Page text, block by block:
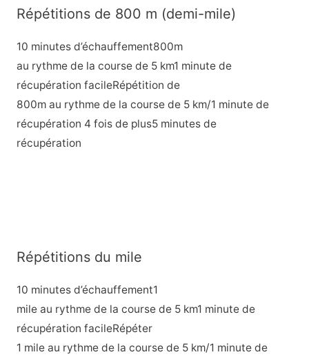
Répétitions de 800 m (demi-mile)
10 minutes d’échauffement800m
au rythme de la course de 5 km1 minute de
récupération facileRépétition de
800m au rythme de la course de 5 km/1 minute de
récupération 4 fois de plus5 minutes de
récupération
Répétitions du mile
10 minutes d’échauffement1
mile au rythme de la course de 5 km1 minute de
récupération facileRépéter
1 mile au rythme de la course de 5 km/1 minute de